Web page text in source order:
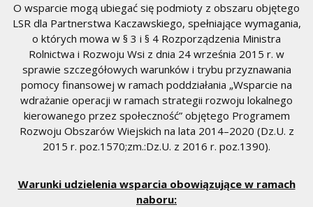
O wsparcie mogą ubiegać się podmioty z obszaru objętego
LSR dla Partnerstwa Kaczawskiego, spełniające wymagania,
o których mowa w § 3 i § 4 Rozporządzenia Ministra
Rolnictwa i Rozwoju Wsi z dnia 24 września 2015 r. w
sprawie szczegółowych warunków i trybu przyznawania
pomocy finansowej w ramach poddziałania „Wsparcie na
wdrażanie operacji w ramach strategii rozwoju lokalnego
kierowanego przez społeczność” objętego Programem
Rozwoju Obszarów Wiejskich na lata 2014–2020 (Dz.U. z
2015 r. poz.1570;zm.:Dz.U. z 2016 r. poz.1390).
Warunki udzielenia wsparcia obowiązujące w ramach
naboru: